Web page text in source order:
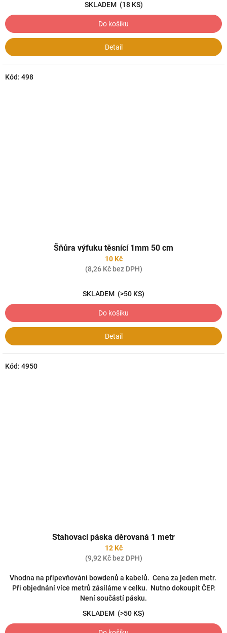
SKLADEM (18 KS)
Do košíku
Detail
Šňůra výfuku těsnící 1mm 50 cm
10 Kč
(8,26 Kč bez DPH)
SKLADEM (>50 KS)
Do košíku
Detail
Kód: 498
Stahovací páska děrovaná 1 metr
12 Kč
(9,92 Kč bez DPH)
Vhodna na připevňování bowdenů a kabelů. Cena za jeden metr.
Při objednání více metrů zásíláme v celku. Nutno dokoupit ČEP.
Není součástí pásku.
SKLADEM (>50 KS)
Kód: 4950